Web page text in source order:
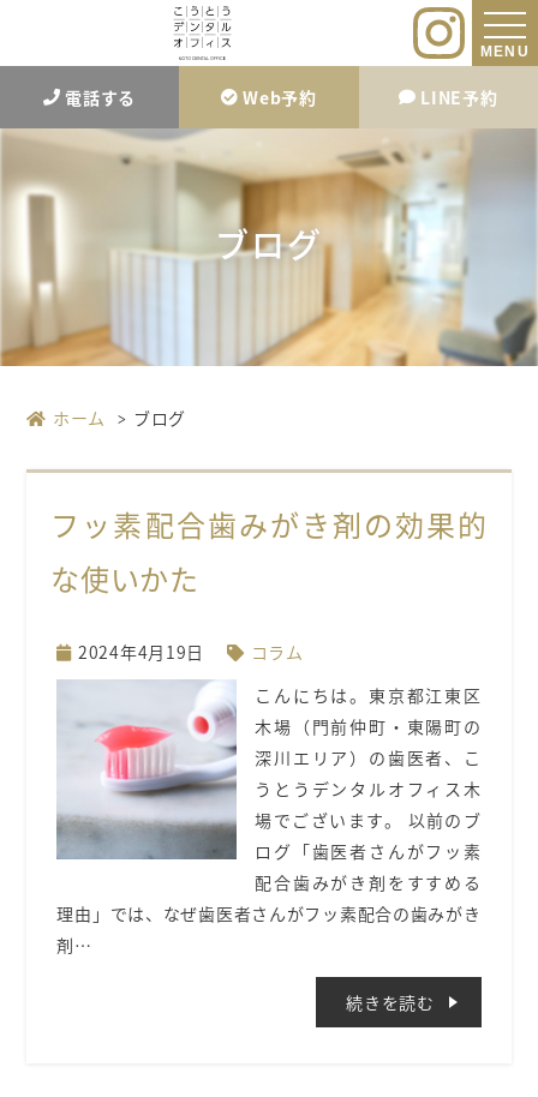
MENU
電話する Web予約 LINE予約
ブログ
ホーム ブログ
フッ素配合歯みがき剤の効果的
な使いかた
2024年4月19日
コラム
こんにちは。東京都江東区
木場（門前仲町・東陽町の
深川エリア）の歯医者、こ
うとうデンタルオフィス木
場でございます。 以前のブ
ログ「歯医者さんがフッ素
配合歯みがき剤をすすめる
理由」では、なぜ歯医者さんがフッ素配合の歯みがき
剤…
続きを読む